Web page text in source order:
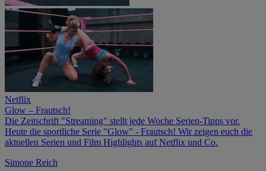
Netflix
Glow – Frautsch!
Die Zeitschrift "Streaming" stellt jede Woche Serien-Tipps vor.
Heute die sportliche Serie "Glow" - Frautsch! Wir zeigen euch die
aktuellen Serien und Film Highlights auf Netflix und Co.
Simone Reich